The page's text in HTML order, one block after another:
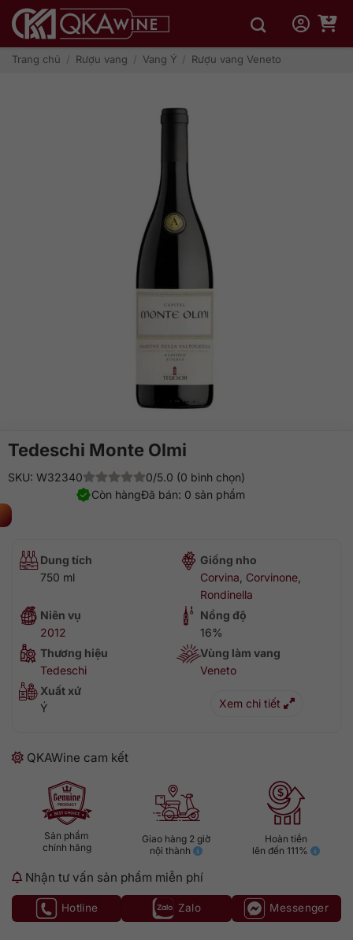
qua
dungTrang chủ / Rượu vang / Vang Ý / Rượu vang Veneto
Tedeschi Monte Olmi
SKU: W32340
0/5.0 (0 bình chọn)
Đã bán: 0 sản phẩm
Còn hàng
Dung tích
750 ml
Giống nho
Corvina Corvinone
Rondinella
Niên vụ
2012
Nồng độ
16%
Thương hiệu
Tedeschi
Vùng làm vang
Veneto
Xuất xứ
Ý
Xem chi tiết
QKAWine cam kết
Sản phẩm
chính hãng
Giao hàng 2 giờ
nội thành
Hoàn tiền
lên đến 111%
Nhận tư vấn sản phẩm miễn phí
Hotline Zalo Messenger